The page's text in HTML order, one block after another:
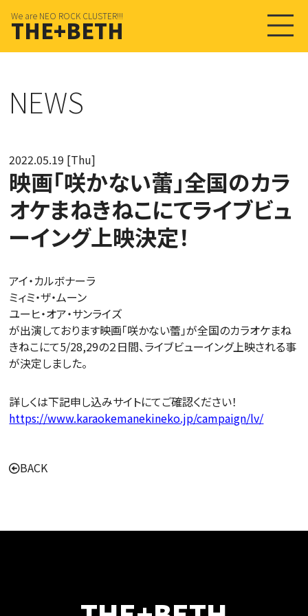
We are NEO ROCK CLUSTER!!!
THE+BETH
NEWS
2022.05.19 [Thu]
映画「咲かない蕾」全国のカラ
オケまねきねこにてライブビュ
ーイング上映決定！
アイ・カルボナーラ
ミィミ・ザ・ムーン
ユーヒ・オア・サンライズ
が出演しております映画「咲かない蕾」が全国のカラオケまね
きねこにて5/28,29の２日間、ライブビューイング上映される事
が決定しました。
詳しくは下記申し込みサイトにてご確認ください！
https://www.karaokemanekineko.jp/campaign/lv/
BACK